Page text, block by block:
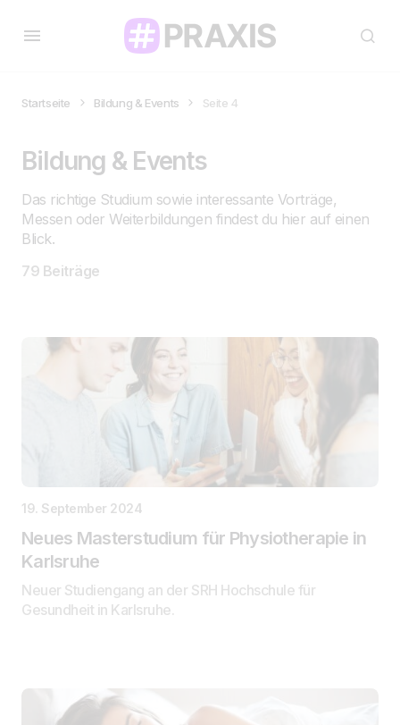
Startseite Bildung & Events Seite 4
Bildung & Events
Das richtige Studium sowie interessante Vorträge,
Messen oder Weiterbildungen findest du hier auf einen
Blick.
79 Beiträge
19. September 2024
Neues Masterstudium für Physiotherapie in
Karlsruhe
Neuer Studiengang an der SRH Hochschule für
Gesundheit in Karlsruhe.